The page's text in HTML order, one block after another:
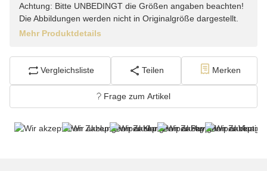
Achtung: Bitte UNBEDINGT die Größen angaben beachten!
Die Abbildungen werden nicht in Originalgröße dargestellt.
Mehr Produktdetails
Vergleichsliste Teilen Merken
Frage zum Artikel